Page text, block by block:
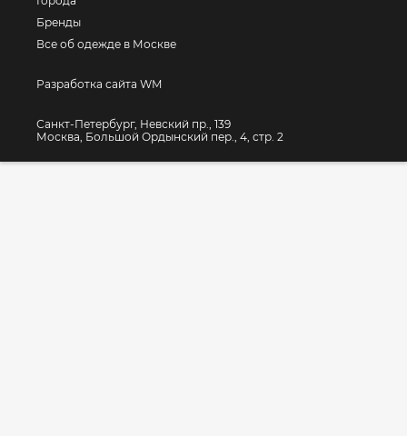
Бренды
Все об одежде в Москве
Разработка сайта WM
Санкт-Петербург, Невский пр., 139
Москва, Большой Ордынский пер., 4, стр. 2